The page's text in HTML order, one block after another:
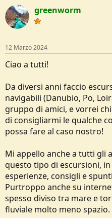
t
o
r
i
c
s
s
i
o
n
e
i
greenworm
12 Marzo 2024
Ciao a tutti!
Da diversi anni faccio
navigabili (Danubio, Po,
gruppo di amici, e vorrei
di consigliarmi le qualche
possa fare al caso nostro!
Mi appello anche a tutti gli
questo tipo di escursioni,
esperienze, consigli e
Purtroppo anche su
spesso diviso tra mare e
fluviale molto meno spazio.